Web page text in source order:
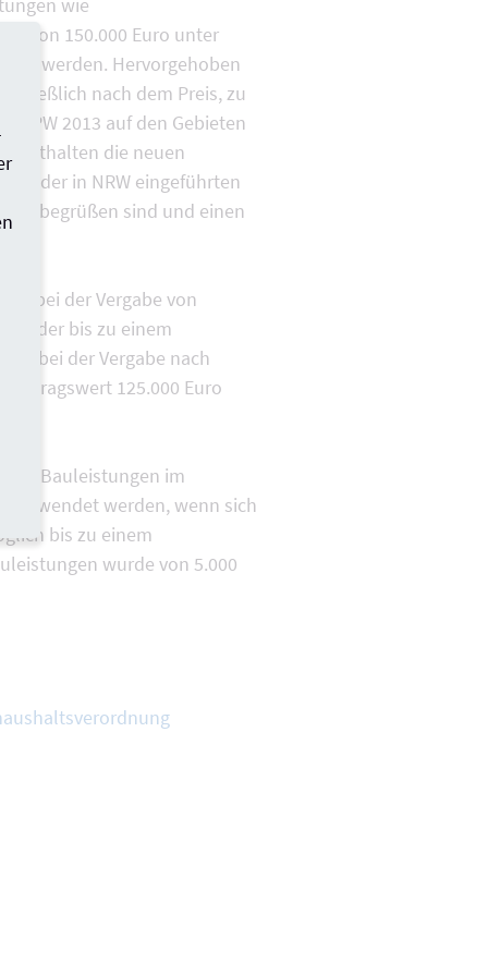
von 150.000 Euro unter
werden. Hervorgehoben
nach dem Preis, zu
RPW 2013 auf den Gebieten
enthalten die neuen
zu der in NRW eingeführten
zu begrüßen sind und einen
bei der Vergabe von
oder bis zu einem
bei der Vergabe nach
125.000 Euro
von Bauleistungen im
werden, wenn sich
bis zu einem
wurde von 5.000